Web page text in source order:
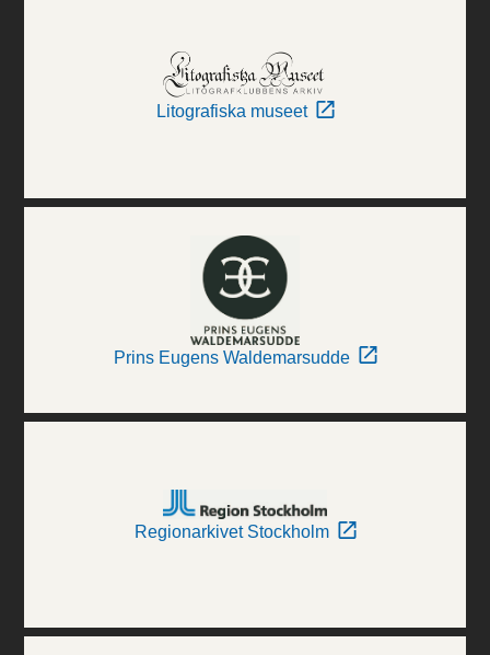
Litografiska museet
Prins Eugens Waldemarsudde
Regionarkivet Stockholm